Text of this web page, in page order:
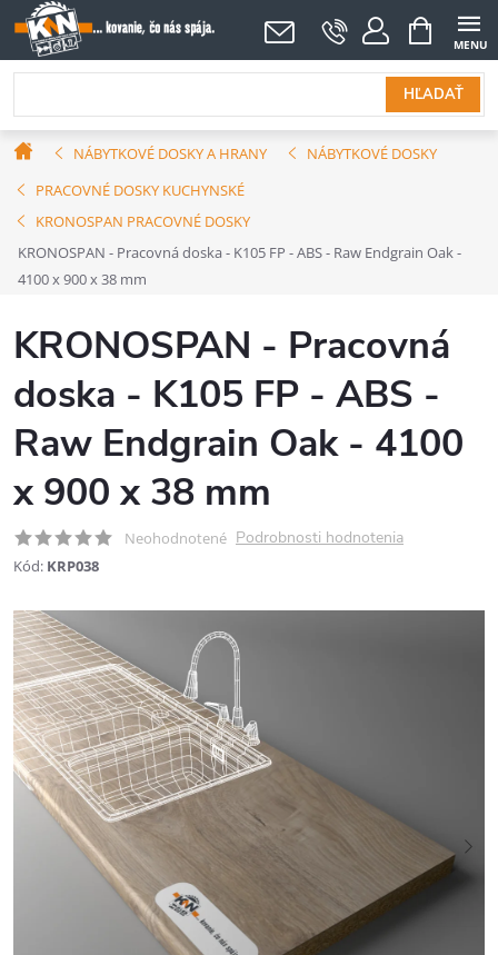
Prejsť
na
obsah
HĽADAŤ
NÁKUPNÝ
KOŠÍK
DomovNÁBYTKOVÉ DOSKY A HRANY
NÁBYTKOVÉ DOSKY
PRACOVNÉ DOSKY KUCHYNSKÉ
KRONOSPAN PRACOVNÉ DOSKY
KRONOSPAN - Pracovná doska - K105 FP - ABS - Raw Endgrain Oak -
4100 x 900 x 38 mm
KRONOSPAN - Pracovná
doska - K105 FP - ABS -
Raw Endgrain Oak - 4100
x 900 x 38 mm
Neohodnotené Podrobnosti hodnotenia
Kód: KRP038